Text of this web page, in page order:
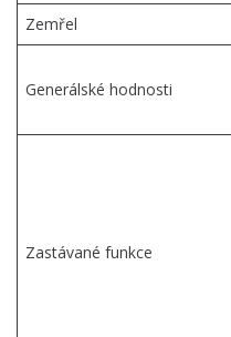
Zemřel
Generálské hodnosti
Zastávané funkce